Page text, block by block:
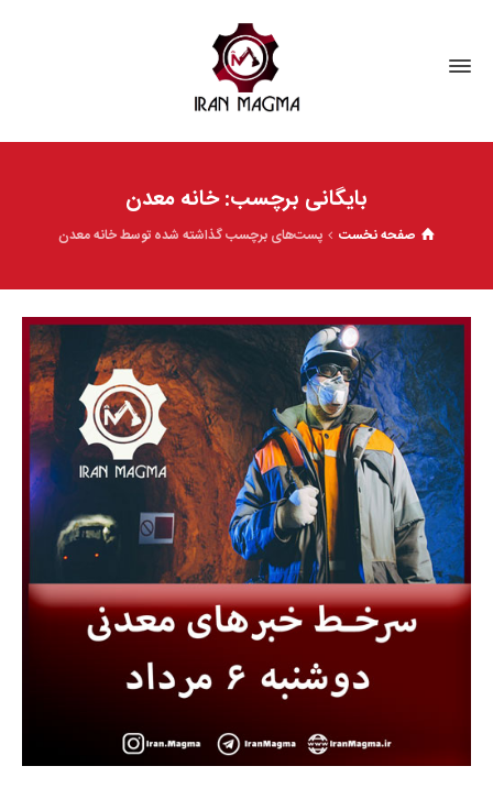
بایگانی برچسب: خانه معدن
صفحه نخست پست‌های برچسب گذاشته شده توسط خانه معدن